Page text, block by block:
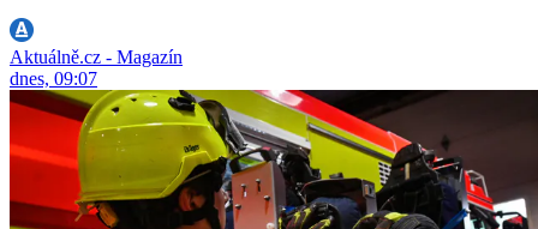
Aktuálně.cz - Magazín
dnes, 09:07